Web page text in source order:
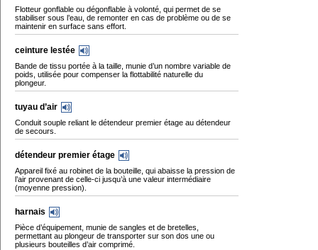
Flotteur gonflable ou dégonflable à volonté, qui permet de se
stabiliser sous l’eau, de remonter en cas de problème ou de se
maintenir en surface sans effort.
ceinture lestée
Bande de tissu portée à la taille, munie d’un nombre variable de
poids, utilisée pour compenser la flottabilité naturelle du
plongeur.
tuyau d’air
Conduit souple reliant le détendeur premier étage au détendeur
de secours.
détendeur premier étage
Appareil fixé au robinet de la bouteille, qui abaisse la pression de
l’air provenant de celle-ci jusqu’à une valeur intermédiaire
(moyenne pression).
harnais
Pièce d’équipement, munie de sangles et de bretelles,
permettant au plongeur de transporter sur son dos une ou
plusieurs bouteilles d’air comprimé.